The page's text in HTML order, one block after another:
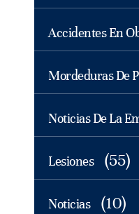
Accidentes En
Mordeduras De
Noticias De La
Lesiones (55)
Noticias (10)